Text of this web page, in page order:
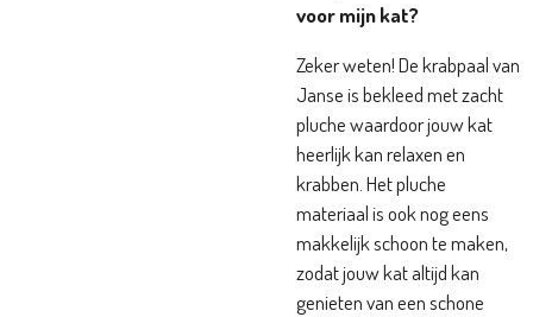
voor mijn kat?
Zeker weten! De krabpaal van
Janse is bekleed met zacht
pluche waardoor jouw kat
heerlijk kan relaxen en
krabben. Het pluche
materiaal is ook nog eens
makkelijk schoon te maken,
zodat jouw kat altijd kan
genieten van een schone